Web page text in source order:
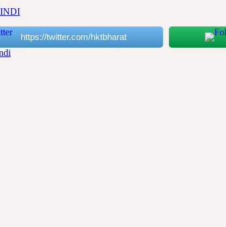
https://twitter.com/hktbharat